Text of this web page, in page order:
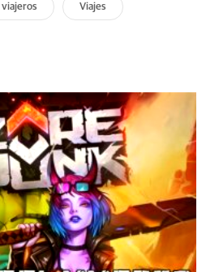
viajeros Viajes